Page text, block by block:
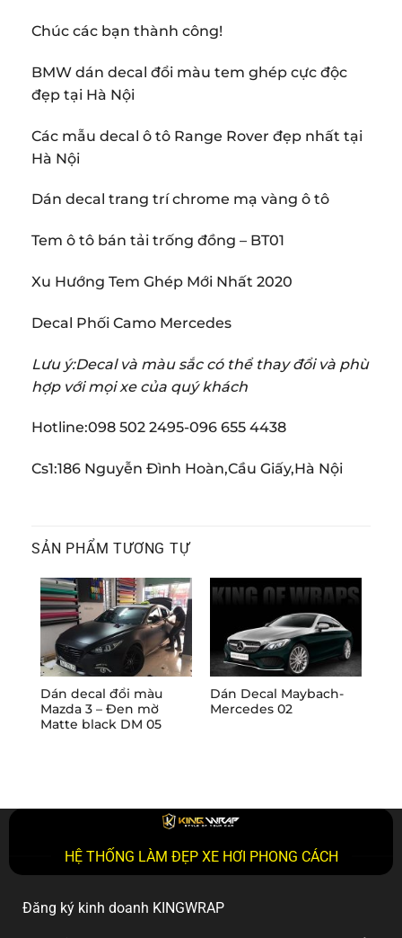
Chúc các bạn thành công!
BMW dán decal đổi màu tem ghép cực độc
đẹp tại Hà Nội
Các mẫu decal ô tô Range Rover đẹp nhất tại
Hà Nội
Dán decal trang trí chrome mạ vàng ô tô
Tem ô tô bán tải trống đồng – BT01
Xu Hướng Tem Ghép Mới Nhất 2020
Decal Phối Camo Mercedes
Lưu ý:Decal và màu sắc có thể thay đổi và phù
hợp với mọi xe của quý khách
Hotline:098 502 2495-096 655 4438
Cs1:186 Nguyễn Đình Hoàn,Cầu Giấy,Hà Nội
SẢN PHẨM TƯƠNG TỰ
Dán decal đổi màu
Mazda 3 – Đen mờ
Matte black DM 05
Dán Decal Maybach-
Mercedes 02
HỆ THỐNG LÀM ĐẸP XE HƠI PHONG CÁCH
Đăng ký kinh doanh KINGWRAP